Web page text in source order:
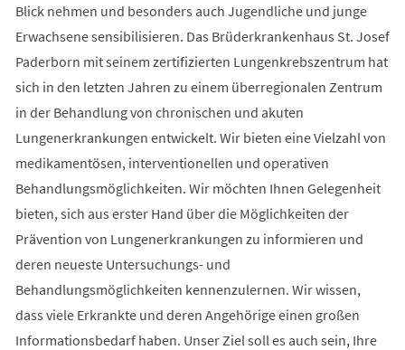
Blick nehmen und besonders auch Jugendliche und junge
Erwachsene sensibilisieren. Das Brüderkrankenhaus St. Josef
Paderborn mit seinem zertifizierten Lungenkrebszentrum hat
sich in den letzten Jahren zu einem überregionalen Zentrum
in der Behandlung von chronischen und akuten
Lungenerkrankungen entwickelt. Wir bieten eine Vielzahl von
medikamentösen, interventionellen und operativen
Behandlungsmöglichkeiten. Wir möchten Ihnen Gelegenheit
bieten, sich aus erster Hand über die Möglichkeiten der
Prävention von Lungenerkrankungen zu informieren und
deren neueste Untersuchungs- und
Behandlungsmöglichkeiten kennenzulernen. Wir wissen,
dass viele Erkrankte und deren Angehörige einen großen
Informationsbedarf haben. Unser Ziel soll es auch sein, Ihre